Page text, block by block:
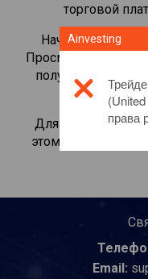
торговой
Начать
Просматривайте
получайте
Для получения
этом
Email:
Ainvesting
права